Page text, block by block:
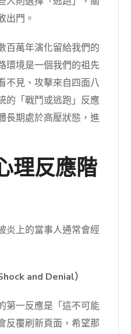
出門。
百萬年演化留給我們的
環境是一個我們的祖先
見、攻擊來自四面八
的「戰鬥或逃跑」反應
長期處於高壓狀態，進
理反應階
炎上的當事人通常會經
and Denial）
第一反應是「這不可能
反覆刷新頁面，希望那